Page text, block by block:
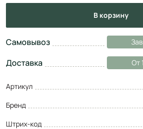
в корзину
Самовывоз
Доставка От
Артикул
Бренд
Штрих-код